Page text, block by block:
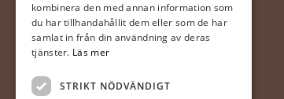
kombinera den med annan information som
du har tillhandahållit dem eller som de har
samlat in från din användning av deras
tjänster. Läs mer
STRIKT NÖDVÄNDIGT